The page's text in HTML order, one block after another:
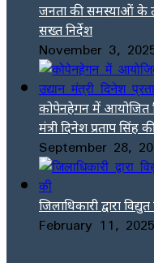
जनता की समस्याओं के
सख्त निर्देश
November 3,
कोपेनहेगन में आयोजित
मंत्री दिनेश प्रताप सिंह
September 28,
जिलाधिकारी द्वारा
February 11, 2025